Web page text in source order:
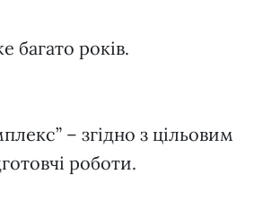
багато років.
– згідно з цільовим
роботи.